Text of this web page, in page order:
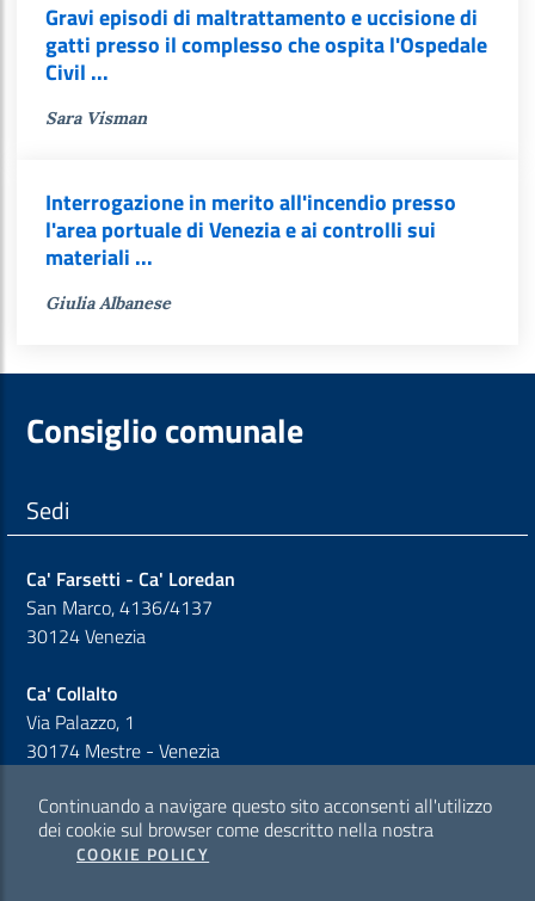
Gravi episodi di maltrattamento e uccisione di
gatti presso il complesso che ospita l'Ospedale
Civil ...
Sara Visman
Interrogazione in merito all'incendio presso
l'area portuale di Venezia e ai controlli sui
materiali ...
Giulia Albanese
Consiglio comunale
Sedi
Ca' Farsetti - Ca' Loredan
San Marco, 4136/4137
30124 Venezia
Ca' Collalto
Via Palazzo, 1
30174 Mestre - Venezia
Sezione Link Policy
Cookie policy
Continuando a navigare questo sito acconsenti all'utilizzo
dei cookie sul browser come descritto nella nostra
COOKIE POLICY